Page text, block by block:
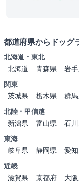
都道府県からドッグ
北海道・東北
北海道
青森県 岩
関東
茨城県
栃木県 群
北陸・甲信越
新潟県
富山県 石
東海
岐阜県
静岡県 愛
近畿
滋賀県
京都府 大